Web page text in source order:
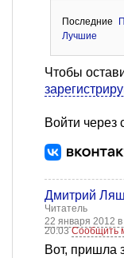
Последние
Лучшие
Чтобы
Войти через
Дмитрий
Читатель
22 января 2012
20:03Сообщить
Вот, пришла